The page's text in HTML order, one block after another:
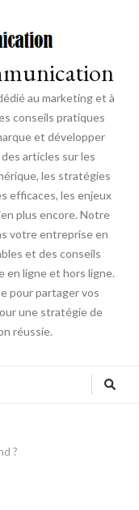
au marketing et à
conseils pratiques
et développer
articles sur les
les stratégies
efficaces, les enjeux
plus encore. Notre
votre entreprise en
et des conseils
en ligne et hors ligne.
pour partager vos
une stratégie de
réussie.
?